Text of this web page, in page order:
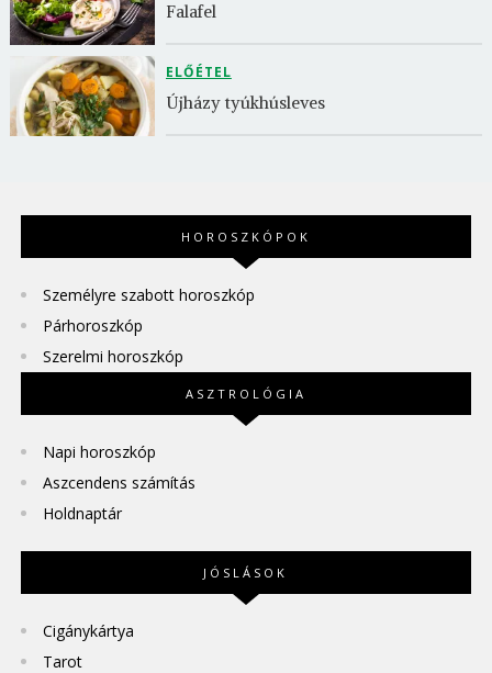
Falafel
ELŐÉTEL
Újházy tyúkhúsleves
HOROSZKÓPOK
Személyre szabott horoszkóp
Párhoroszkóp
Szerelmi horoszkóp
ASZTROLÓGIA
Napi horoszkóp
Aszcendens számítás
Holdnaptár
JÓSLÁSOK
Cigánykártya
Tarot